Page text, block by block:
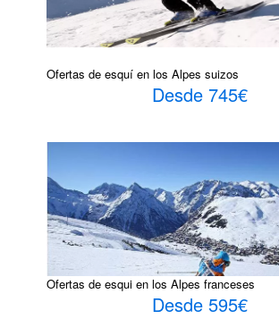
Ofertas de esquí en los Alpes suizos
Desde 745€
Ofertas de esqui en los Alpes franceses
Desde 595€